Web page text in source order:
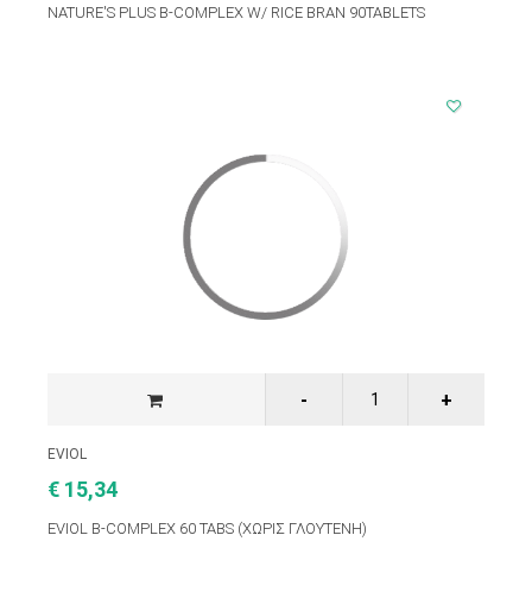
NATURE'S PLUS B-COMPLEX W/ RICE BRAN 90TABLETS
EVIOL
€ 15,34
EVIOL B-COMPLEX 60 TABS (ΧΩΡΙΣ ΓΛΟΥΤΕΝΗ)